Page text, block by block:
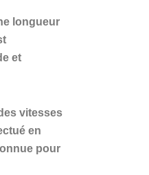
longueur
et
vitesses
en
pour